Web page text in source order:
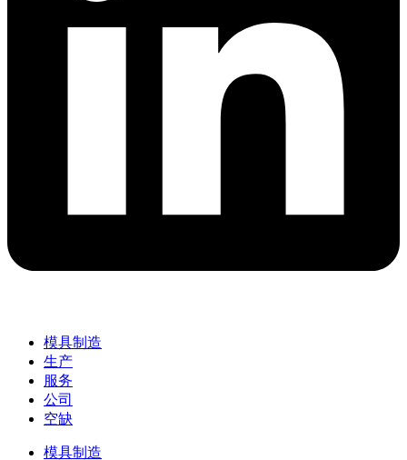
模具制造
生产
服务
公司
空缺
模具制造